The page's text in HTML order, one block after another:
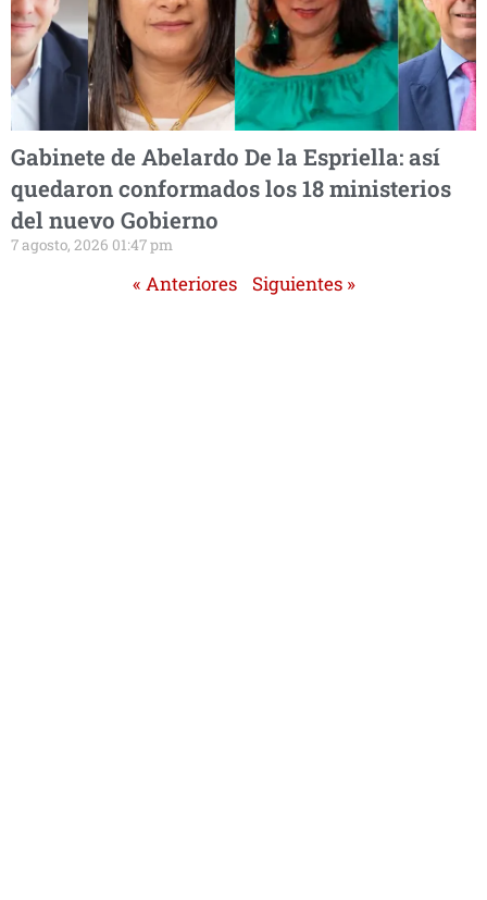
Gabinete de Abelardo De la Espriella: así
quedaron conformados los 18 ministerios
del nuevo Gobierno
7 agosto, 2026 01:47 pm
« Anteriores Siguientes »